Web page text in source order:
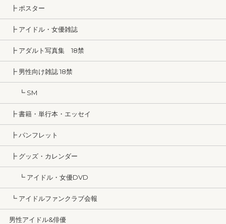
┣ ポスター
┣ アイドル・女優雑誌
┣ アダルト写真集 18禁
┣ 男性向け雑誌 18禁
┗ SM
┣ 書籍・単行本・エッセイ
┣ パンフレット
┣ グッズ・カレンダー
┗ アイドル・女優DVD
┗ アイドルファンクラブ会報
男性アイドル&俳優